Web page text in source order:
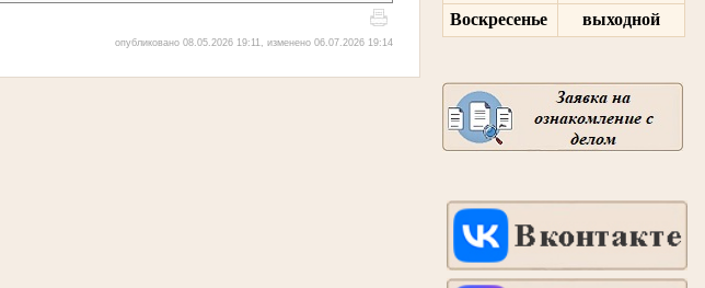
Воскресенье
выходной
опубликовано 08.05.2026 19:11, изменено 06.07.2026 19:14